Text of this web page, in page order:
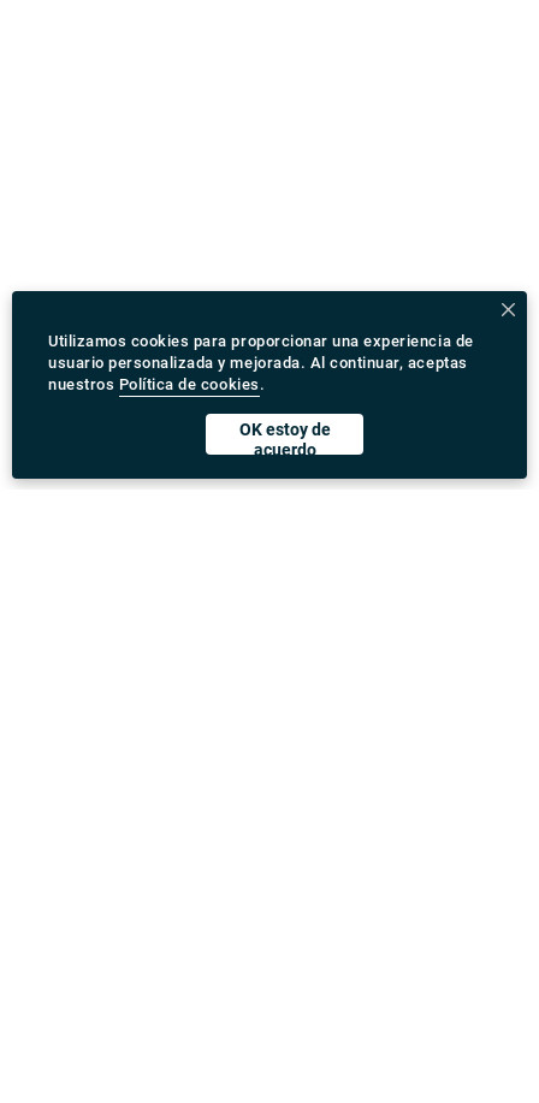
Utilizamos cookies para proporcionar una experiencia de
usuario personalizada y mejorada. Al continuar, aceptas
nuestros Política de cookies .
OK estoy de
acuerdo